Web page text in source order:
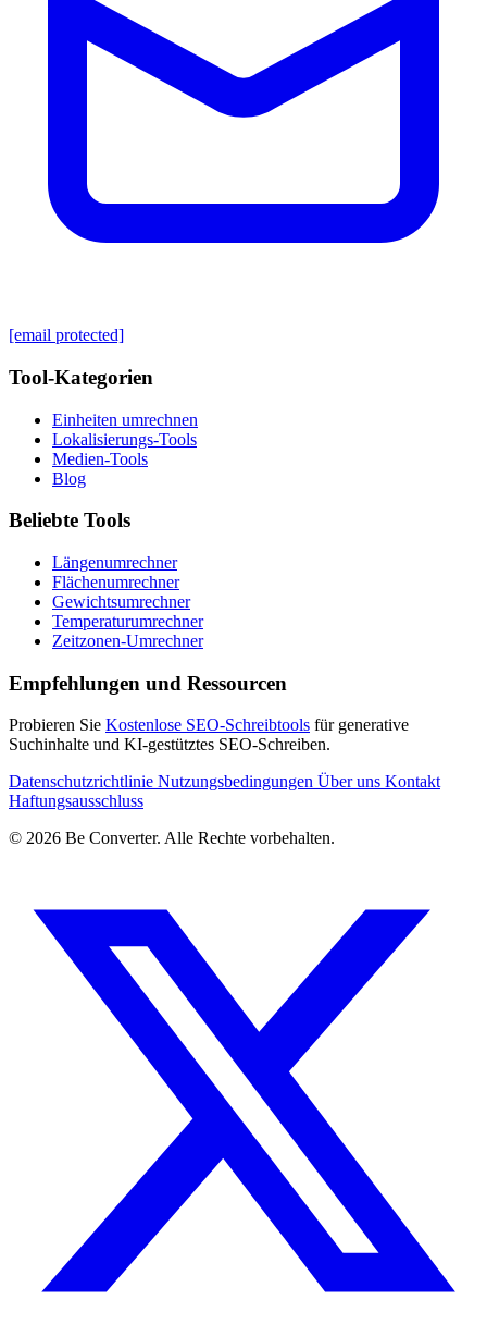
[email protected]
Tool-Kategorien
Einheiten umrechnen
Lokalisierungs-Tools
Medien-Tools
Blog
Beliebte Tools
Längenumrechner
Flächenumrechner
Gewichtsumrechner
Temperaturumrechner
Zeitzonen-Umrechner
Empfehlungen und Ressourcen
Probieren Sie Kostenlose SEO-Schreibtools für generative
Suchinhalte und KI-gestütztes SEO-Schreiben.
Datenschutzrichtlinie Nutzungsbedingungen Über uns Kontakt
Haftungsausschluss
© 2026 Be Converter. Alle Rechte vorbehalten.